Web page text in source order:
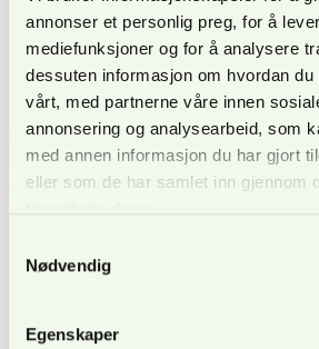
annonser et personlig preg, for å
mediefunksjoner og for å analysere
dessuten informasjon om hvordan
vårt, med partnerne våre innen
annonsering og analysearbeid, som
med annen informasjon du har gjort
eller som de har samlet inn gjennom
Nødvendig
Egenskaper
engasjert i undervisning både
Høgskolen i Telemark. Nå er
gjesteforeleser ved NMBU og
NMBU og Høgskolen i Innlandet.
vært styremedlem på NMBU
PhD i skogøkonomi og -politikk
policy: Cost sharing,